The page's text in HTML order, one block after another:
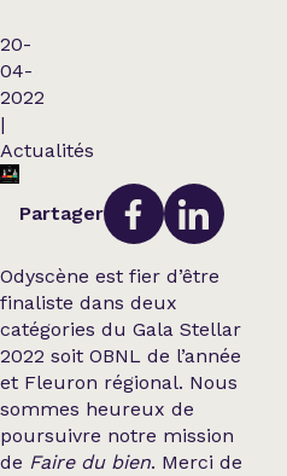
20-
04-
2022
|
Actualités
Partager
Odyscène est fier d’être
finaliste dans deux
catégories du Gala Stellar
2022 soit OBNL de l’année
et Fleuron régional. Nous
sommes heureux de
poursuivre notre mission
de Faire du bien. Merci de